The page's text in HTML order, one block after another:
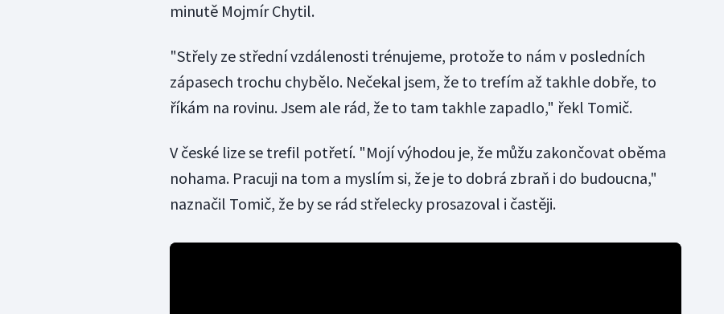
minutě Mojmír Chytil.
"Střely ze střední vzdálenosti trénujeme, protože to nám v posledních
zápasech trochu chybělo. Nečekal jsem, že to trefím až takhle dobře, to
říkám na rovinu. Jsem ale rád, že to tam takhle zapadlo," řekl Tomič.
V české lize se trefil potřetí. "Mojí výhodou je, že můžu zakončovat oběma
nohama. Pracuji na tom a myslím si, že je to dobrá zbraň i do budoucna,"
naznačil Tomič, že by se rád střelecky prosazoval i častěji.